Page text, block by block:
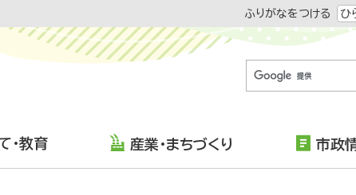
ふりがなをつける ひ
・教育 産業・まちづくり 市政